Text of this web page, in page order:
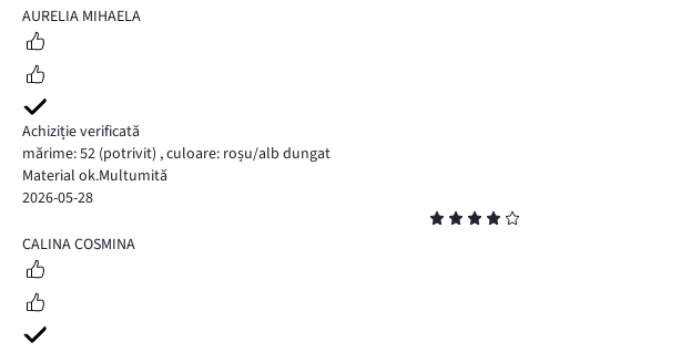
5
AURELIA MIHAELA
Achiziție verificată
mărime: 52 (potrivit) ,culoare: roșu/alb dungat
Material ok.Multumită
2026-05-28
4
CALINA COSMINA